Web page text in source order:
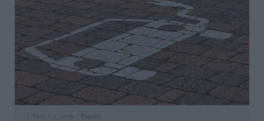
Foto | jc_cards / Piqsels